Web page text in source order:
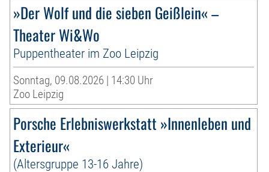
»Der Wolf und die sieben Geißlein« –
Theater Wi&Wo
Puppentheater im Zoo Leipzig
Sonntag, 09.08.2026 | 14:30 Uhr
Zoo Leipzig
Porsche Erlebniswerkstatt »Innenleben und
Exterieur«
(Altersgruppe 13-16 Jahre)